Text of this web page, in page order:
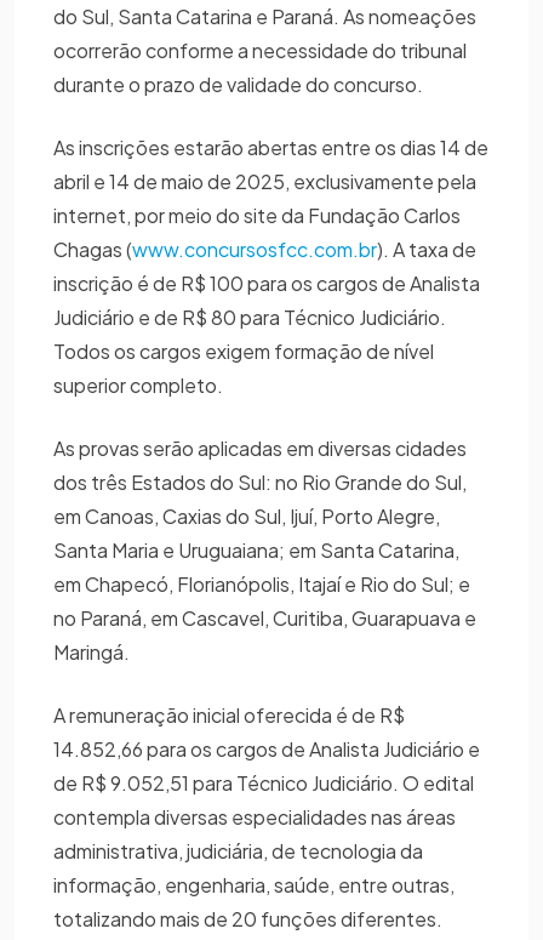
do Sul, Santa Catarina e Paraná. As nomeações
ocorrerão conforme a necessidade do tribunal
durante o prazo de validade do concurso.
As inscrições estarão abertas entre os dias 14 de
abril e 14 de maio de 2025, exclusivamente pela
internet, por meio do site da Fundação Carlos
Chagas (www.concursosfcc.com.br). A taxa de
inscrição é de R$ 100 para os cargos de Analista
Judiciário e de R$ 80 para Técnico Judiciário.
Todos os cargos exigem formação de nível
superior completo.
As provas serão aplicadas em diversas cidades
dos três Estados do Sul: no Rio Grande do Sul,
em Canoas, Caxias do Sul, Ijuí, Porto Alegre,
Santa Maria e Uruguaiana; em Santa Catarina,
em Chapecó, Florianópolis, Itajaí e Rio do Sul; e
no Paraná, em Cascavel, Curitiba, Guarapuava e
Maringá.
A remuneração inicial oferecida é de R$
14.852,66 para os cargos de Analista Judiciário e
de R$ 9.052,51 para Técnico Judiciário. O edital
contempla diversas especialidades nas áreas
administrativa, judiciária, de tecnologia da
informação, engenharia, saúde, entre outras,
totalizando mais de 20 funções diferentes.